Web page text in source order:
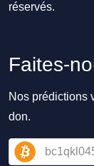
réservés.
Faites-
Nos prédictions
don.